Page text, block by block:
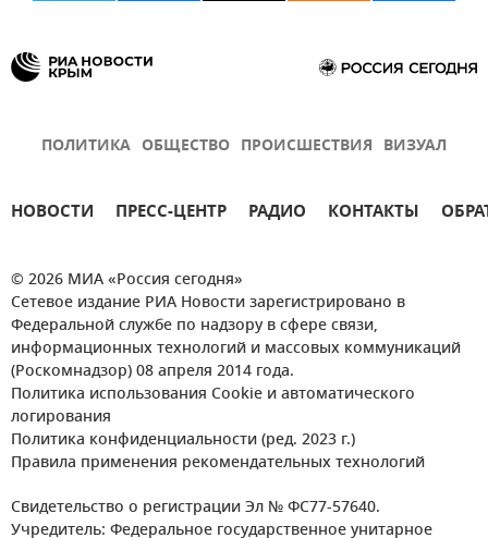
ПОЛИТИКА ОБЩЕСТВО ПРОИСШЕСТВИЯ ВИЗУАЛ
НОВОСТИ ПРЕСС-ЦЕНТР РАДИО КОНТАКТЫ
© 2026 МИА «Россия сегодня»
Сетевое издание РИА Новости зарегистрировано в
Федеральной службе по надзору в сфере связи,
информационных технологий и массовых коммуникаций
(Роскомнадзор) 08 апреля 2014 года.
Политика использования Cookie и автоматического
логирования
Политика конфиденциальности (ред. 2023 г.)
Правила применения рекомендательных технологий
Свидетельство о регистрации Эл № ФС77-57640.
Учредитель: Федеральное государственное унитарное